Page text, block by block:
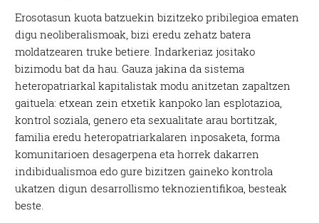
Erosotasun kuota batzuekin bizitzeko pribilegioa ematen
digu neoliberalismoak, bizi eredu zehatz batera
moldatzearen truke betiere. Indarkeriaz jositako
bizimodu bat da hau. Gauza jakina da sistema
heteropatriarkal kapitalistak modu anitzetan zapaltzen
gaituela: etxean zein etxetik kanpoko lan esplotazioa,
kontrol soziala, genero eta sexualitate arau bortitzak,
familia eredu heteropatriarkalaren inposaketa, forma
komunitarioen desagerpena eta horrek dakarren
indibidualismoa edo gure bizitzen gaineko kontrola
ukatzen digun desarrollismo teknozientifikoa, besteak
beste.